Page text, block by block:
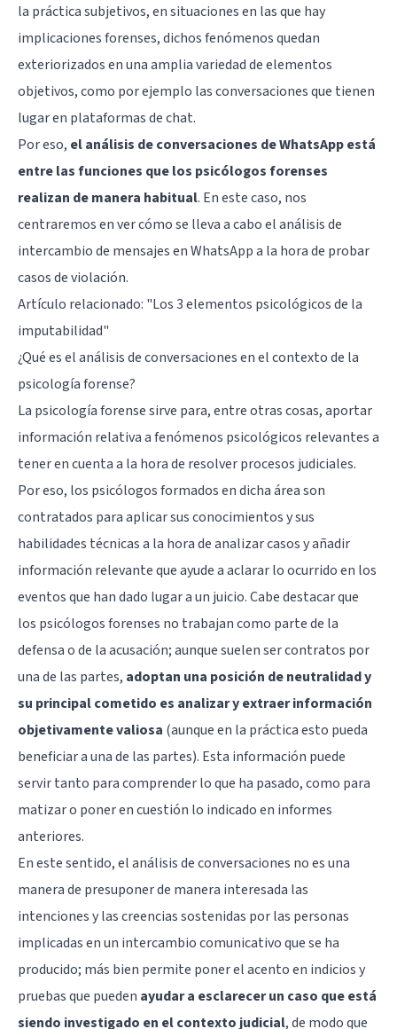
la práctica subjetivos, en situaciones en las que hay
implicaciones forenses, dichos fenómenos quedan
exteriorizados en una amplia variedad de elementos
objetivos, como por ejemplo las conversaciones que tienen
lugar en plataformas de chat.
Por eso, el análisis de conversaciones de WhatsApp está
entre las funciones que los psicólogos forenses
realizan de manera habitual. En este caso, nos
centraremos en ver cómo se lleva a cabo el análisis de
intercambio de mensajes en WhatsApp a la hora de probar
casos de violación.
Artículo relacionado: "Los 3 elementos psicológicos de la
imputabilidad"
¿Qué es el análisis de conversaciones en el contexto de la
psicología forense?
La psicología forense sirve para, entre otras cosas, aportar
información relativa a fenómenos psicológicos relevantes a
tener en cuenta a la hora de resolver procesos judiciales.
Por eso, los psicólogos formados en dicha área son
contratados para aplicar sus conocimientos y sus
habilidades técnicas a la hora de analizar casos y añadir
información relevante que ayude a aclarar lo ocurrido en los
eventos que han dado lugar a un juicio. Cabe destacar que
los psicólogos forenses no trabajan como parte de la
defensa o de la acusación; aunque suelen ser contratos por
una de las partes, adoptan una posición de neutralidad y
su principal cometido es analizar y extraer información
objetivamente valiosa (aunque en la práctica esto pueda
beneficiar a una de las partes). Esta información puede
servir tanto para comprender lo que ha pasado, como para
matizar o poner en cuestión lo indicado en informes
anteriores.
En este sentido, el análisis de conversaciones no es una
manera de presuponer de manera interesada las
intenciones y las creencias sostenidas por las personas
implicadas en un intercambio comunicativo que se ha
producido; más bien permite poner el acento en indicios y
pruebas que pueden ayudar a esclarecer un caso que está
siendo investigado en el contexto judicial, de modo que